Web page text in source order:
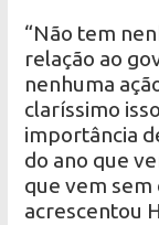
“Não tem
relação ao
nenhuma
claríssimo
importância
do ano que
que vem sem
acrescentou